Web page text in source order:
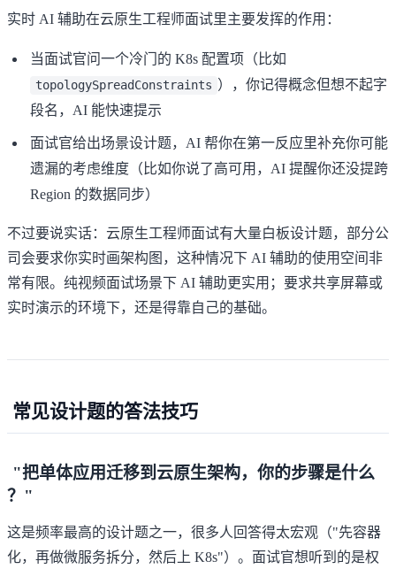
实时 AI 辅助在云原生工程师面试里主要发挥的作用：
当面试官问一个冷门的 K8s 配置项（比如
topologySpreadConstraints ），你记得概念但想不起字
段名，AI 能快速提示
面试官给出场景设计题，AI 帮你在第一反应里补充你可能
遗漏的考虑维度（比如你说了高可用，AI 提醒你还没提跨
Region 的数据同步）
不过要说实话：云原生工程师面试有大量白板设计题，部分公
司会要求你实时画架构图，这种情况下 AI 辅助的使用空间非
常有限。纯视频面试场景下 AI 辅助更实用；要求共享屏幕或
实时演示的环境下，还是得靠自己的基础。
常见设计题的答法技巧
"把单体应用迁移到云原生架构，你的步骤是什么
？"
这是频率最高的设计题之一，很多人回答得太宏观（"先容器
化，再做微服务拆分，然后上 K8s"）。面试官想听到的是权